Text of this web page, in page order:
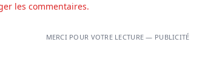
les commentaires.
MERCI POUR VOTRE LECTURE — PUBLICITÉ